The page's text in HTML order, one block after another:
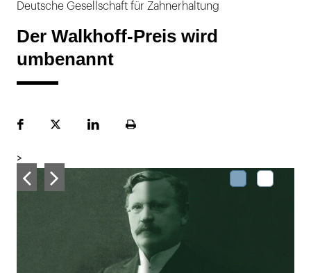
Deutsche Gesellschaft für Zahnerhaltung
Der Walkhoff-Preis wird
umbenannt
FacebookPlattformLinekdInSeite
>